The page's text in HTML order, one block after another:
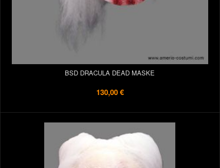
BSD DRACULA DEAD MASKE
130,00 €